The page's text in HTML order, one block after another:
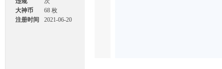
大神币
68 枚
注册时间
2021-06-20